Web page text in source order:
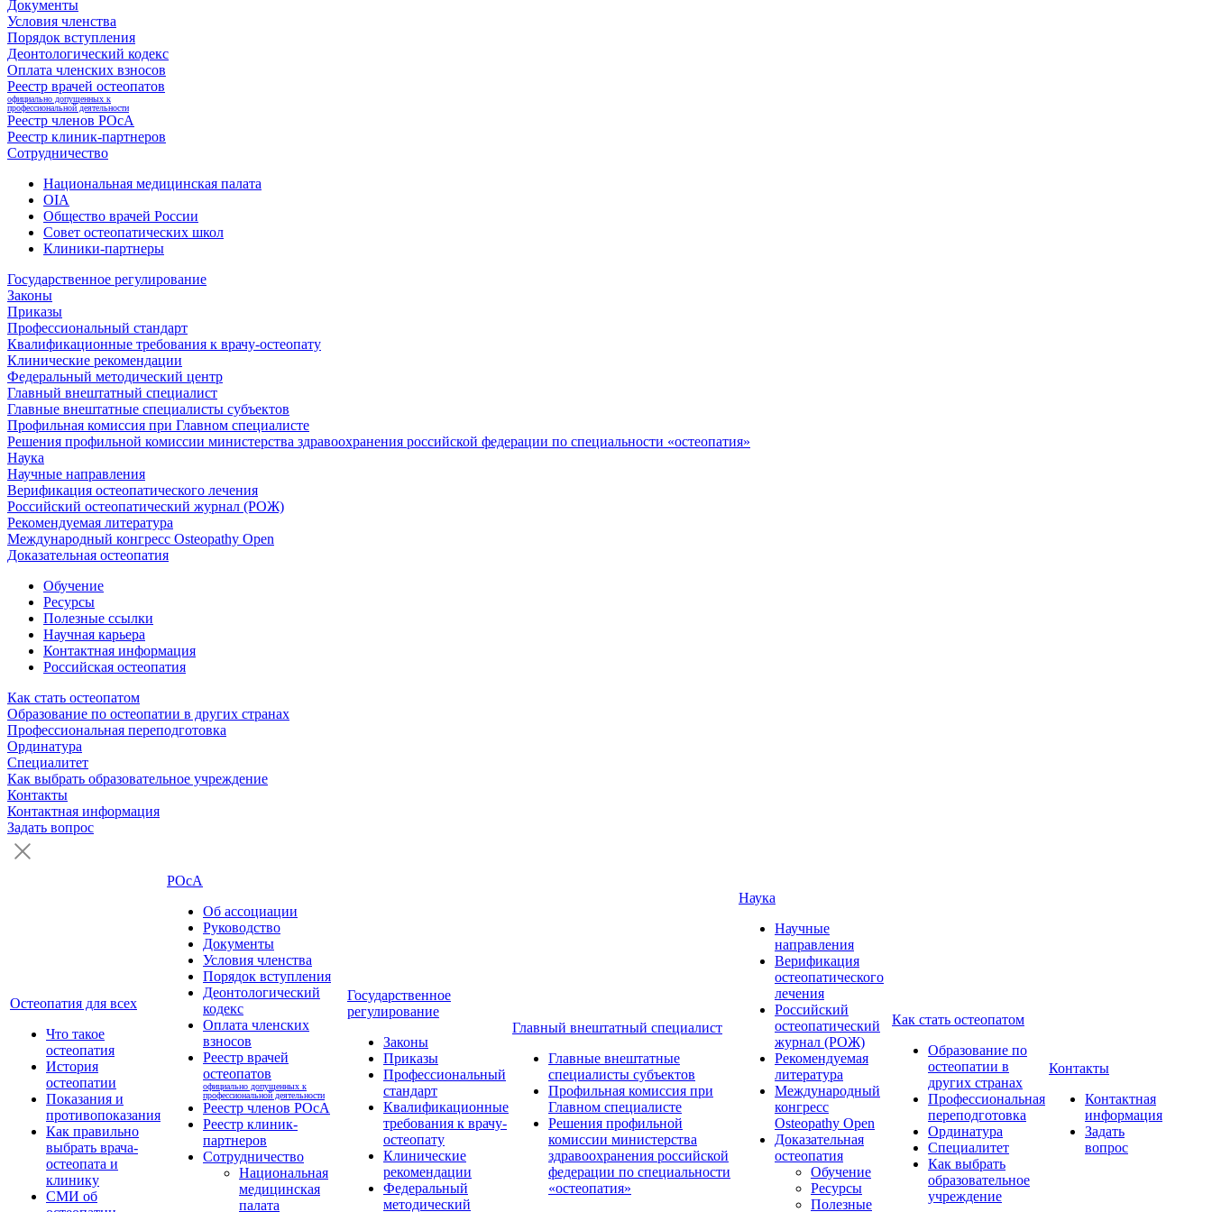
Документы
Условия членства
Порядок вступления
Деонтологический кодекс
Оплата членских взносов
Реестр врачей остеопатов
официально допущенных к
профессиональной деятельности
Реестр членов РОсА
Реестр клиник-партнеров
Сотрудничество
Национальная медицинская палата
OIA
Общество врачей России
Совет остеопатических школ
Клиники-партнеры
Государственное регулирование
Законы
Приказы
Профессиональный стандарт
Квалификационные требования к врачу-остеопату
Клинические рекомендации
Федеральный методический центр
Главный внештатный специалист
Главные внештатные специалисты субъектов
Профильная комиссия при Главном специалисте
Решения профильной комиссии министерства здравоохранения российской федерации по специальности «остеопатия»
Наука
Научные направления
Верификация остеопатического лечения
Российский остеопатический журнал (РОЖ)
Рекомендуемая литература
Международный конгресс Osteopathy Open
Доказательная остеопатия
Обучение
Ресурсы
Полезные ссылки
Научная карьера
Контактная информация
Российская остеопатия
Как стать остеопатом
Образование по остеопатии в других странах
Профессиональная переподготовка
Ординатура
Специалитет
Как выбрать образовательное учреждение
Контакты
Контактная информация
Задать вопрос
Остеопатия для всех
Что такое
остеопатия
История
остеопатии
Показания и
противопоказания
Как правильно
выбрать врача-
остеопата и
клинику
СМИ об
РОсА
Об ассоциации
Руководство
Документы
Условия членства
Порядок вступления
Деонтологический
кодекс
Оплата членских
взносов
Реестр врачей
остеопатов
официально допущенных к
профессиональной деятельности
Реестр членов РОсА
Реестр клиник-
партнеров
Сотрудничество
Национальная
медицинская
палата
Государственное
регулирование
Законы
Приказы
Профессиональный
стандарт
Квалификационные
требования к врачу-
остеопату
Клинические
рекомендации
Федеральный
методический
Главный внештатный специалист
Главные внештатные
специалисты субъектов
Профильная комиссия при
Главном специалисте
Решения профильной
комиссии министерства
здравоохранения российской
федерации по специальности
«остеопатия»
Наука
Научные
направления
Верификация
остеопатического
лечения
Российский
остеопатический
журнал (РОЖ)
Рекомендуемая
литература
Международный
конгресс
Osteopathy Open
Доказательная
остеопатия
Обучение
Ресурсы
Полезные
Как стать остеопатом
Образование по
остеопатии в
других странах
Профессиональная
переподготовка
Ординатура
Специалитет
Как выбрать
образовательное
учреждение
Контакты
Контактная
информация
Задать
вопрос